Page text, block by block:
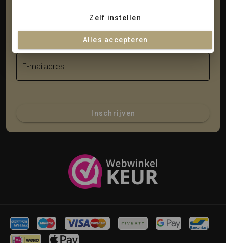
E-mailadres
Inschrijven
Zelf instellen
Alles accepteren